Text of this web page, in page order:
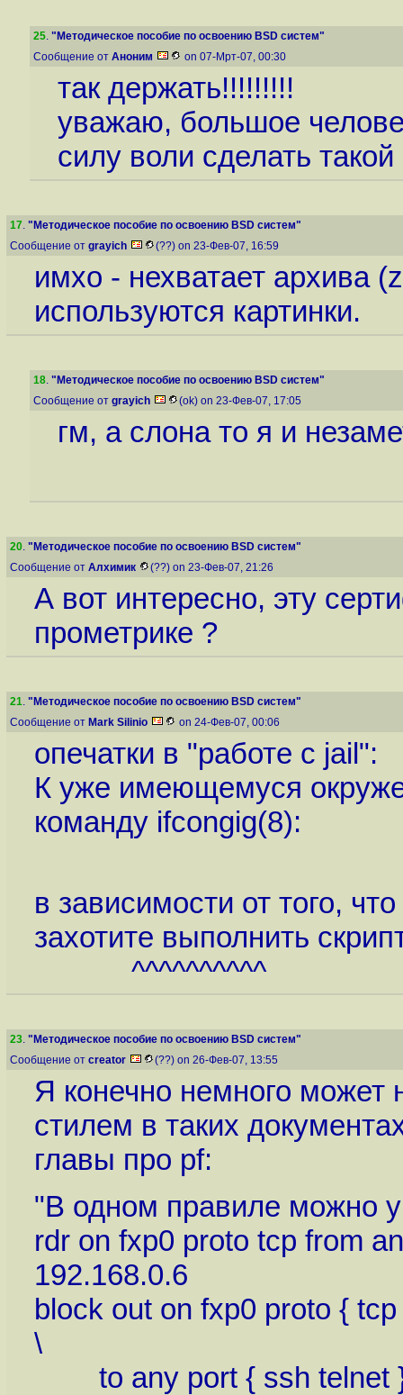
25. "Методическое пособие по освоению BSD систем"
Сообщение от Аноним on 07-Мрт-07, 00:30
так держать!!!!!!!!!
уважаю, большое
силу воли сделать такой
17. "Методическое пособие по освоению BSD систем"
Сообщение от grayich (??) on 23-Фев-07, 16:59
имхо - нехватает архива
используются картинки.
18. "Методическое пособие по освоению BSD систем"
Сообщение от grayich (ok) on 23-Фев-07, 17:05
гм, а слона то я и
20. "Методическое пособие по освоению BSD систем"
Сообщение от Алхимик (??) on 23-Фев-07, 21:26
А вот интересно, эту
прометрике ?
21. "Методическое пособие по освоению BSD систем"
Сообщение от Mark Silinio on 24-Фев-07, 00:06
опечатки в "работе с jail":
К уже имеющемуся
команду ifcongig(8):
в зависимости от того,
захотите выполнить
^^^^^^^^^^
23. "Методическое пособие по освоению BSD систем"
Сообщение от creator (??) on 26-Фев-07, 13:55
Я конечно немного может
стилем в таких
главы про pf:
"В одном правиле можно
rdr on fxp0 proto tcp from
192.168.0.6
block out on fxp0 proto {
\
to any port { ssh telnet